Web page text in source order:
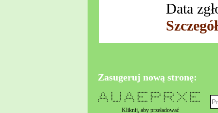
Data
Zasugeruj nową stronę:
* * * * ******* ****** ****** * * *******
* * * * * * * * * * * * * *
* * * * * * * * * * * * * *
* * * * * * **** ****** ****** * ****
***** * * ***** * * * * * * *
* * * * * * * * * * * * *
* * ***** * * ******* * * * * * *******
Kliknij, aby przeładować